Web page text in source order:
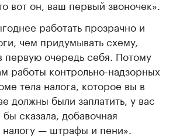
вот он, ваш первый звоночек».
работать прозрачно и
чем придумывать схему,
первую очередь себя. Потому
работы контрольно-надзорных
тела налога, которое вы в
должны были заплатить, у вас
бы сказала, добавочная
налогу — штрафы и пени».